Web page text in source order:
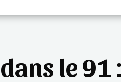
le 91 :